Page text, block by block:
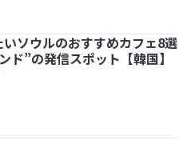
めモデルコース！女子旅を満喫
めカフェ8選 ！“Ｋトレンド”
ソウルのおすすめカフェ8選
ド”の発信スポット【韓国】